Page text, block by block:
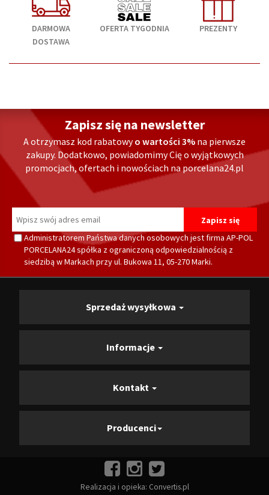
DARMOWA
DOSTAWA
OFERTA TYGODNIA PREZENTY
Zapisz się na newsletter
A otrzymasz kod rabatowyo wartości 3% na pierwsze
zakupy. Dodatkowo, powiadomimy Cię o wyjątkowych
promocjach, ofertach i nowościach na porcelana24.pl
Administratorem Państwa danych osobowych jest firma AP-POL
PORCELANA24 spółka z ograniczoną odpowiedzialnością z
siedzibą w Markach przy ul. Bukowa 11, 05-270 Marki.
Sprzedaż wysyłkowa
Informacje
Kontakt
Producenci
Realizacja i opieka: Convertis.pl